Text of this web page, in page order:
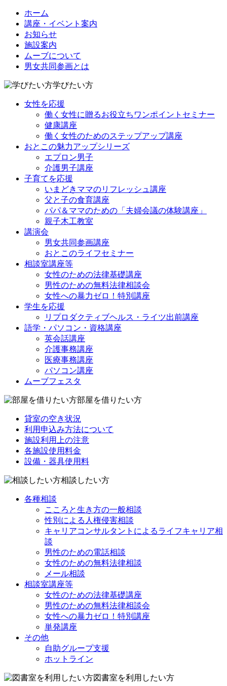
ホーム
講座・イベント案内
お知らせ
施設案内
ムーブについて
男女共同参画とは
学びたい方
女性を応援
働く女性に贈るお役立ちワンポイントセミナー
健康講座
働く女性のためのステップアップ講座
おとこの魅力アップシリーズ
エプロン男子
介護男子講座
子育てを応援
いまどきママのリフレッシュ講座
父と子の食育講座
パパ＆ママのための「夫婦会議の体験講座」
親子木工教室
講演会
男女共同参画講座
おとこのライフセミナー
相談室講座等
女性のための法律基礎講座
男性のための無料法律相談会
女性への暴力ゼロ！特別講座
学生を応援
リプロダクティブヘルス・ライツ出前講座
語学・パソコン・資格講座
英会話講座
介護事務講座
医療事務講座
パソコン講座
ムーブフェスタ
部屋を借りたい方
貸室の空き状況
利用申込み方法について
施設利用上の注意
各施設使用料金
設備・器具使用料
相談したい方
各種相談
こころと生き方の一般相談
性別による人権侵害相談
キャリアコンサルタントによるライフキャリア相
談
男性のための電話相談
女性のための無料法律相談
メール相談
相談室講座等
女性のための法律基礎講座
男性のための無料法律相談会
女性への暴力ゼロ！特別講座
単発講座
その他
自助グループ支援
ホットライン
図書室を利用したい方